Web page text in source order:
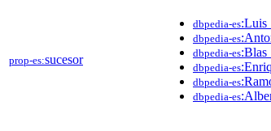
prop-es:sucesor
dbpedia-es
dbpedia-es
dbpedia-es
dbpedia-es
dbpedia-es
dbpedia-es